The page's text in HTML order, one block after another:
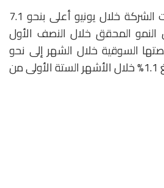
وجاء معدل نمو مبيعات الشركة خلال يونيو أعلى بنحو 7.1
المحقق خلال النصف الأول
السوقية خلال الشهر إلى نحو
1.4%، مقابل متوسط بلغ 1.1% خلال الأشهر الستة الأولى من